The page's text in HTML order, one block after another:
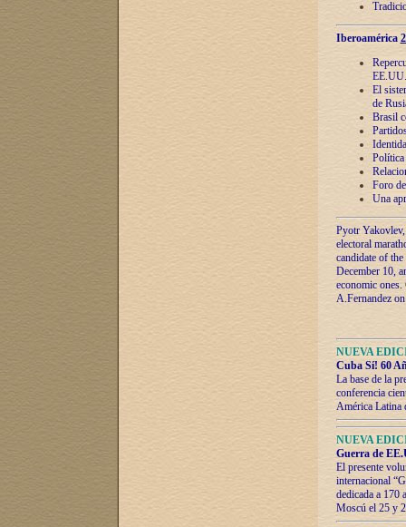
Iberoamérica
EE.UU.
El
de
Brasil
Política
Foro
Una
Pyotr
electoral
candidate of
December 10,
economic
A.Fernandez
NUEVA
Cuba Sí! 60
La base de la
conferencia
América Latina
NUEVA
Guerra de
El presente
internacional
dedicada a 170
Moscú el 25 y